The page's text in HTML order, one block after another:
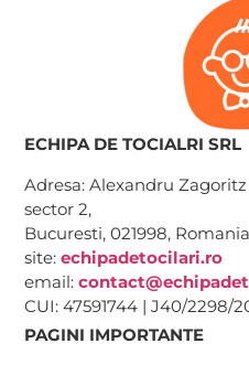
ECHIPA DE TOCIALRI SRL
Adresa:Alexandru Zagoritz
sector 2,
Bucuresti, 021998, Romania
site:echipadetocilari.ro
email:
CUI: 47591744 | J40/2298/
PAGINI IMPORTANTE